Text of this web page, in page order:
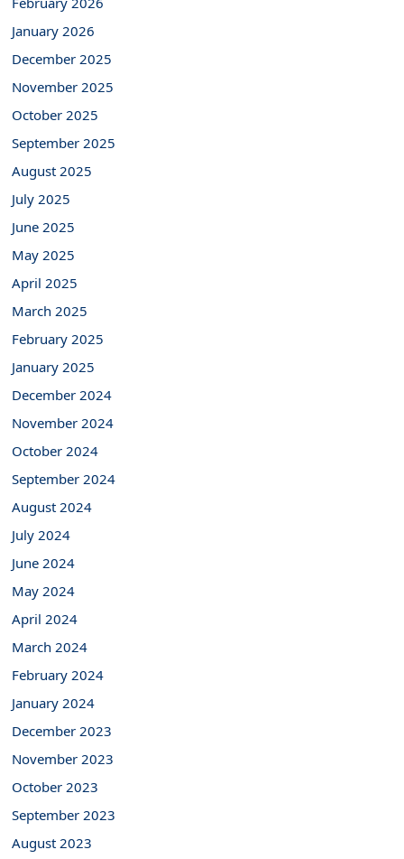
January 2026
December 2025
November 2025
October 2025
September 2025
August 2025
July 2025
June 2025
May 2025
April 2025
March 2025
February 2025
January 2025
December 2024
November 2024
October 2024
September 2024
August 2024
July 2024
June 2024
May 2024
April 2024
March 2024
February 2024
January 2024
December 2023
November 2023
October 2023
September 2023
August 2023